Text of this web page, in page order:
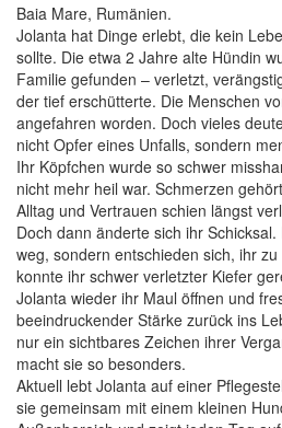
Baia Mare, Rumänien.
Jolanta hat Dinge erlebt, die kein
sollte. Die etwa 2 Jahre alte Hündin
Familie gefunden – verletzt,
der tief erschütterte. Die Menschen
angefahren worden. Doch vieles
nicht Opfer eines Unfalls, sondern
Ihr Köpfchen wurde so schwer
nicht mehr heil war. Schmerzen
Alltag und Vertrauen schien längst
Doch dann änderte sich ihr
weg, sondern entschieden sich, ihr
konnte ihr schwer verletzter Kiefer
Jolanta wieder ihr Maul öffnen und
beeindruckender Stärke zurück ins
nur ein sichtbares Zeichen ihrer
macht sie so besonders.
Aktuell lebt Jolanta auf einer
sie gemeinsam mit einem kleinen